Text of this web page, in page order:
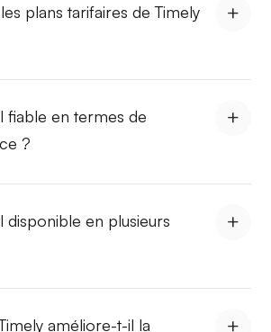
plans tarifaires de Timely
fiable en termes de
?
disponible en plusieurs
améliore-t-il la